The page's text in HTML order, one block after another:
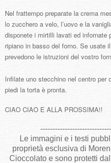
Nel frattempo preparate la crema
lo zucchero a velo, l’uovo e la
disponete i mirtilli lavati ed infornate
ripiano in basso del forno. Se usate
prevedono le istruzioni del vostro
Infilate uno stecchino nel centro per
piedi la torta è pronta.
CIAO CIAO E ALLA PROSSIMA!!
Le immagini e i testi
proprietà esclusiva di
Cioccolato e sono protetti